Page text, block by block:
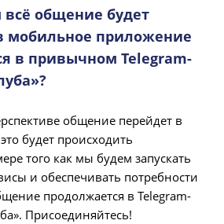
общение будет
мобильное приложение
в привычном Telegram-
общение перейдет в
будет происходить
того как мы будем запускать
и обеспечивать потребности
продолжается в Telegram-
Присоединяйтесь!